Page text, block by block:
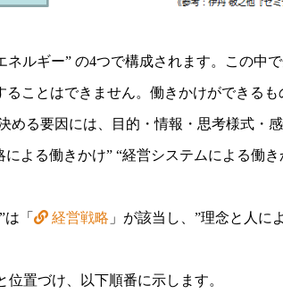
ネルギー” の4つで構成されます。この中
ことはできません。働きかけができるも
める要因には、目的・情報・思考様式・
よる働きかけ” “経営システムによる働き
「 経営戦略 」が該当し、”理念と人に
置づけ、以下順番に示します。